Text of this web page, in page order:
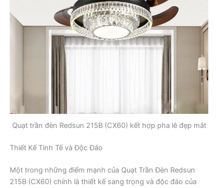
Quạt trần đèn Redsun 215B (CX60) kết hợp pha lê đẹp mắt
Thiết Kế Tinh Tế và Độc Đáo
Một trong những điểm mạnh của Quạt Trần Đèn Redsun
215B (CX60) chính là thiết kế sang trọng và độc đáo của